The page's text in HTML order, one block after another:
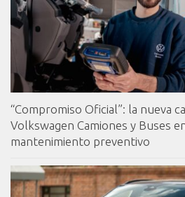
“Compromiso Oficial”: la nueva
Volkswagen Camiones y Buses
mantenimiento preventivo